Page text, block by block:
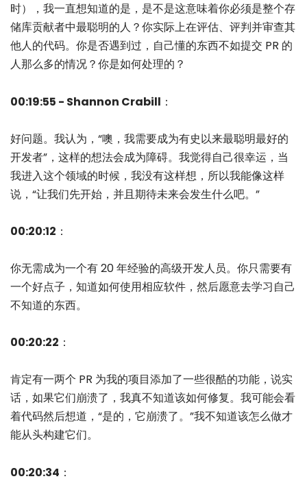
时），我一直想知道的是，是不是这意味着你必须是整个存
储库贡献者中最聪明的人？你实际上在评估、评判并审查其
他人的代码。你是否遇到过，自己懂的东西不如提交 PR 的
人那么多的情况？你是如何处理的？
00:19:55 - Shannon Crabill ：
好问题。我认为，“噢，我需要成为有史以来最聪明最好的
开发者”，这样的想法会成为障碍。我觉得自己很幸运，当
我进入这个领域的时候，我没有这样想，所以我能像这样
说，“让我们先开始，并且期待未来会发生什么吧。”
00:20:12 ：
你无需成为一个有 20 年经验的高级开发人员。你只需要有
一个好点子，知道如何使用相应软件，然后愿意去学习自己
不知道的东西。
00:20:22 ：
肯定有一两个 PR 为我的项目添加了一些很酷的功能，说实
话，如果它们崩溃了，我真不知道该如何修复。我可能会看
着代码然后想道，“是的，它崩溃了。”我不知道该怎么做才
能从头构建它们。
00:20:34 ：